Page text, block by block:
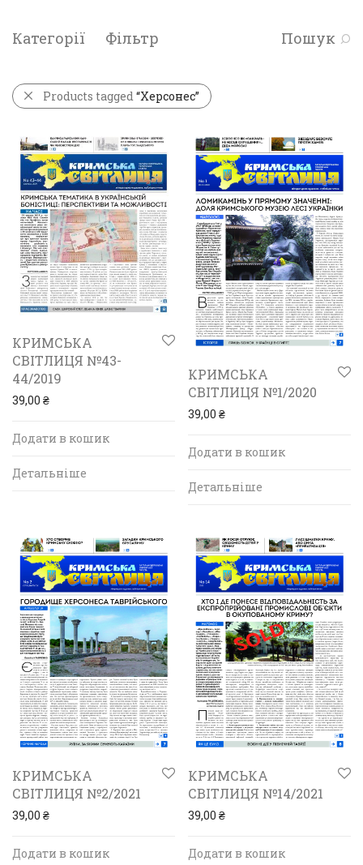
Категорії Фільтр Пошук
Products tagged“Херсонес”
КРИМСЬКА
СВІТЛИЦЯ №43-
44/2019
39,00 ₴
Додати в кошик
Детальніше
КРИМСЬКА
СВІТЛИЦЯ №1/2020
39,00 ₴
Додати в кошик
Детальніше
КРИМСЬКА
СВІТЛИЦЯ №2/2021
39,00 ₴
Додати в кошик
КРИМСЬКА
СВІТЛИЦЯ №14/2021
39,00 ₴
Додати в кошик